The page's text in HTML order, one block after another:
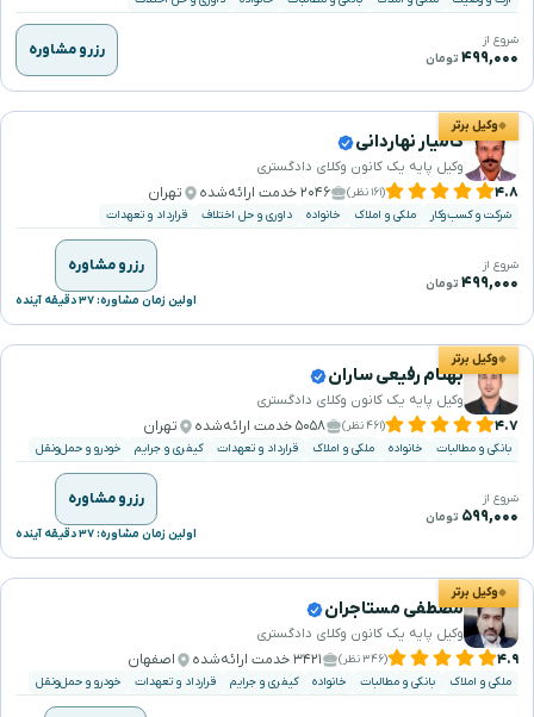
شروع از
۴۹۹,۰۰۰ تومان رزرو مشاوره
وکیل برتر
کامیار نهاردانی
وکیل پایه یک کانون وکلای دادگستری
۴.۸ (۱۶۱ نظر) ۲۰۴۶ خدمت ارائه‌شده تهران
شرکت و کسب‌وکار ملکی و املاک خانواده داوری و حل اختلاف قرارداد و تعهدات
شروع از
۴۹۹,۰۰۰ تومان
رزرو مشاوره
اولین زمان مشاوره: ۳۷ دقیقه آینده
وکیل برتر
بهنام رفیعی ساران
وکیل پایه یک کانون وکلای دادگستری
۴.۷ (۴۶۱ نظر) ۵۰۵۸ خدمت ارائه‌شده تهران
بانکی و مطالبات خانواده ملکی و املاک قرارداد و تعهدات کیفری و جرایم خودرو و حمل‌ونقل
شروع از
۵۹۹,۰۰۰ تومان
رزرو مشاوره
اولین زمان مشاوره: ۳۷ دقیقه آینده
وکیل برتر
مصطفی مستاجران
وکیل پایه یک کانون وکلای دادگستری
۴.۹ (۳۴۶ نظر) ۳۴۲۱ خدمت ارائه‌شده اصفهان
ملکی و املاک بانکی و مطالبات خانواده کیفری و جرایم قرارداد و تعهدات خودرو و حمل‌ونقل